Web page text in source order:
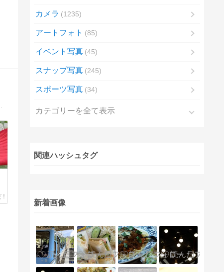
カメラ 1235
アートフォト 85
イベント写真 45
スナップ写真 245
スポーツ写真 34
カテゴリーを全て表示
関連ハッシュタグ
新着画像